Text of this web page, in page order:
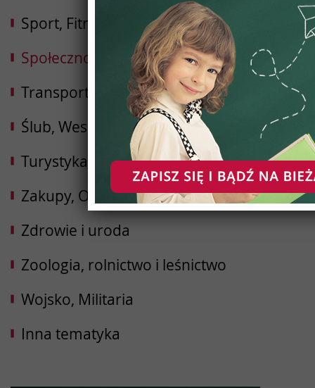
Sport, Fitness, Kulturystyka
Społeczności
Transport i Logistyka
Ślub, Wesele
Turystyka, Podróże, Hotele
Zakupy, Opinie
Zdrowie i uroda
Zoologia, rolnictwo i leśnictwo
Wojsko, Militaria
Inna tematyka